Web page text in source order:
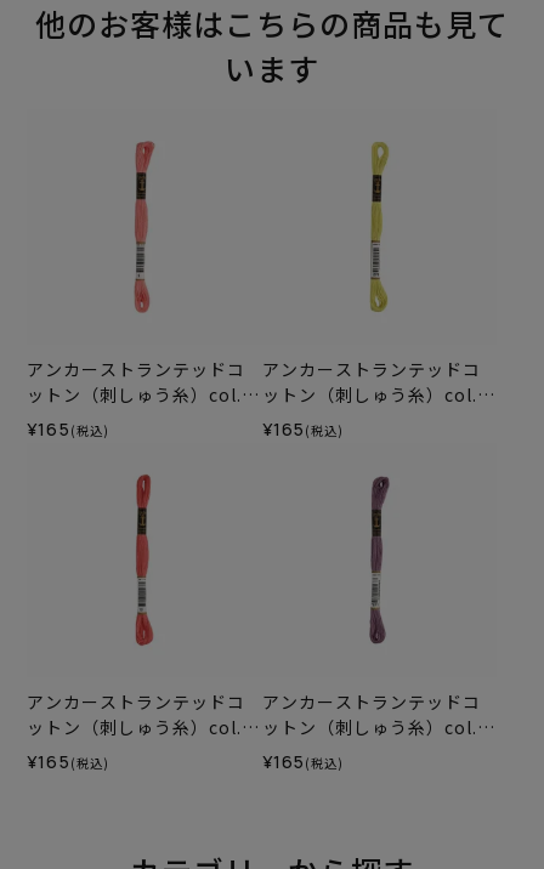
他のお客様はこちらの商品も見て
います
アンカーストランテッドコ
ットン（刺しゅう糸）col.0
009
¥165 (税込)
アンカーストランテッドコ
ットン（刺しゅう糸）col.0
278
¥165 (税込)
アンカーストランテッドコ
ットン（刺しゅう糸）col.0
010
¥165 (税込)
アンカーストランテッドコ
ットン（刺しゅう糸）col.0
871
¥165 (税込)